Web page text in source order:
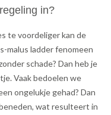
in?
te voordeliger kan de
malus ladder fenomeen
schade? Dan heb je
Vaak bedoelen we
ongelukje gehad? Dan
wat resulteert in